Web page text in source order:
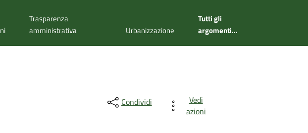
Trasparenza
amministrativa
Urbanizzazione
Tutti gli
argomenti...
Condividi
Vedi
azioni